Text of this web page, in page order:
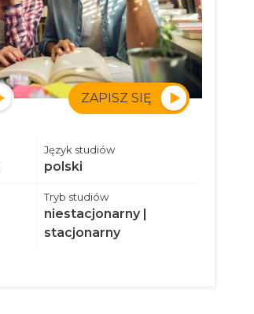
ZAPISZ SIĘ
Język studiów
polski
Tryb studiów
niestacjonarny |
stacjonarny